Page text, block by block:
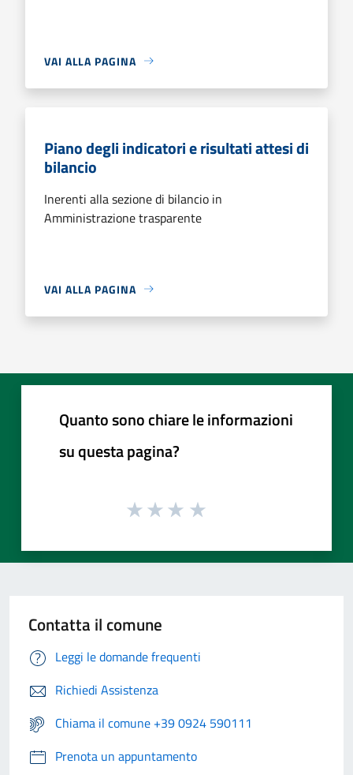
VAI ALLA PAGINA
Piano degli indicatori e risultati attesi di
bilancio
Inerenti alla sezione di bilancio in
Amministrazione trasparente
VAI ALLA PAGINA
Quanto sono chiare le informazioni
su questa pagina?
Contatta il comune
Leggi le domande frequenti
Richiedi Assistenza
Chiama il comune +39 0924 590111
Prenota un appuntamento